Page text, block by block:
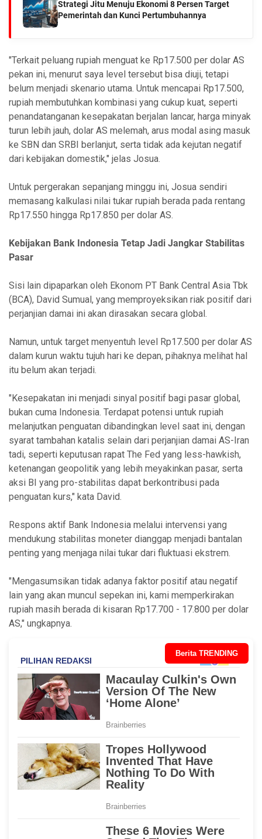
Strategi Jitu Menuju Ekonomi 8 Persen Target
Pemerintah dan Kunci Pertumbuhannya
"Terkait peluang rupiah menguat ke Rp17.500 per dolar AS
pekan ini, menurut saya level tersebut bisa diuji, tetapi
belum menjadi skenario utama. Untuk mencapai Rp17.500,
rupiah membutuhkan kombinasi yang cukup kuat, seperti
penandatanganan kesepakatan berjalan lancar, harga minyak
turun lebih jauh, dolar AS melemah, arus modal asing masuk
ke SBN dan SRBI berlanjut, serta tidak ada kejutan negatif
dari kebijakan domestik," jelas Josua.
Untuk pergerakan sepanjang minggu ini, Josua sendiri
memasang kalkulasi nilai tukar rupiah berada pada rentang
Rp17.550 hingga Rp17.850 per dolar AS.
Kebijakan Bank Indonesia Tetap Jadi Jangkar Stabilitas
Pasar
Sisi lain dipaparkan oleh Ekonom PT Bank Central Asia Tbk
(BCA), David Sumual, yang memproyeksikan riak positif dari
perjanjian damai ini akan dirasakan secara global.
Namun, untuk target menyentuh level Rp17.500 per dolar AS
dalam kurun waktu tujuh hari ke depan, pihaknya melihat hal
itu belum akan terjadi.
"Kesepakatan ini menjadi sinyal positif bagi pasar global,
bukan cuma Indonesia. Terdapat potensi untuk rupiah
melanjutkan penguatan dibandingkan level saat ini, dengan
syarat tambahan katalis selain dari perjanjian damai AS-Iran
tadi, seperti keputusan rapat The Fed yang less-hawkish,
ketenangan geopolitik yang lebih meyakinkan pasar, serta
aksi BI yang pro-stabilitas dapat berkontribusi pada
penguatan kurs," kata David.
Respons aktif Bank Indonesia melalui intervensi yang
mendukung stabilitas moneter dianggap menjadi bantalan
penting yang menjaga nilai tukar dari fluktuasi ekstrem.
"Mengasumsikan tidak adanya faktor positif atau negatif
lain yang akan muncul sepekan ini, kami memperkirakan
rupiah masih berada di kisaran Rp17.700 - 17.800 per dolar
AS," ungkapnya.
Berita TRENDING